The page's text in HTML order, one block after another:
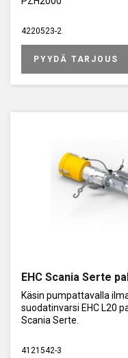
4220523-2
PYYDÄ TARJOUS
EHC Scania Serte
Käsin pumpattavalla
suodatinvarsi EHC L20
Scania Serte.
4121542-3